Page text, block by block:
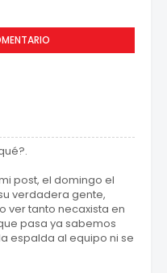
post, el domingo el
verdadera gente,
ver tanto necaxista en
pasa ya sabemos
espalda al equipo ni se